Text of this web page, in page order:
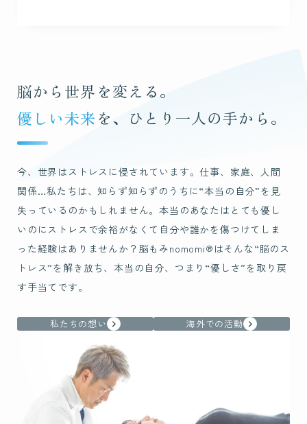
Blog
お問い合わせ
Contact
脳から世界を変える。
優しい未来 を、ひとり一人の手から。
今、世界はストレスに侵されています。仕事、家庭、人間
関係…私たちは、知らず知らずのうちに“本当の自分”を見
失っているのかもしれません。本当のあなたはとても優し
いのにストレスで余裕がなくて自分や誰かを傷つけてしま
った経験はありませんか？ 脳もみnomomi®︎はそんな“脳のス
トレス”を解き放ち、本当の自分、 つまり“優しさ”を取り戻
す手当てです。
私たちの想い 海外での活動